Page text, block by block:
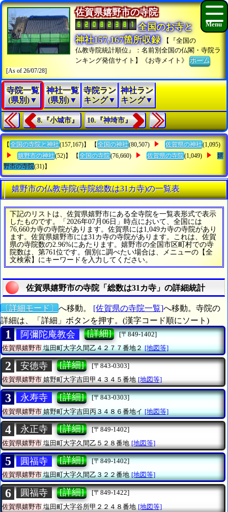
佐賀県嬉野市の寺院
全国のお寺と
神社157,167箇所収録
【『全国の
仏教寺院統計順位』：名前別全国の仏閣・寺院ラ
ンキング発信サイト】《お寺メイト》ホーム
[As of 26/07/28]
寺院一覧
(県別)▼
神社一覧
(県別)▼
寺院ラン
キング▼
神社ラン
キング▼
8.『小城市』 10.『神埼市』
【 全国の寺院と神社(157,167)】 【 全国の神社(80,507) 佐賀県の神社(1,095)
嬉野市の神社(52)】 【 全国の寺院(76,660) 佐賀県の寺院(1,049)
嬉
野市の寺院(31)】
嬉野市の仏教寺院(寺院総数は31カ寺)の一覧表
下記のリストは、佐賀県嬉野市にある全寺院を一覧表形式で表示
したものです。「2026年07月06日」時点において、全国には
76,660カ寺の寺院があります。佐賀県には1,049カ寺の寺院があり
ます。佐賀県嬉野市には31カ寺の寺院があります。これは、佐賀
県の寺院数の2.96%にあたります。嬉野市の全国市区町村での寺
院数は、第761位です。個別に調べたい場合は、メニューの【全
文検索】にキーワードを入力してください。
佐賀県嬉野市の寺院「総数は31カ寺」の詳細統計
〔詳細モード〕 へ移動。 [佐賀県の寺院一覧]へ移動。寺院の
詳細は、「詳細」ボタンを押す。(漢字コード順にソート)
1 阿彌陀庵教会 [詳細]
[〒849-1402]
佐賀県嬉野市塩田町大字久間乙４２７７番地２ [地図等]
2 安徳寺 [詳細]
[〒843-0303]
佐賀県嬉野市嬉野町大字吉田甲４３４５番地 [地図等]
3 永寿寺 [詳細]
[〒843-0303]
佐賀県嬉野市嬉野町大字吉田丙３４８６番地イ [地図等]
4 永正寺 [詳細]
[〒849-1402]
佐賀県嬉野市 塩田町大字久間乙５２８番地 [地図等]
5 圓福寺 [詳細]
[〒849-1402]
佐賀県嬉野市塩田町大字久間乙３２２番地 [地図等]
6 圓福寺 [詳細]
[〒849-1422]
佐賀県嬉野市 塩田町大字谷所甲２２４８番地 [地図等]